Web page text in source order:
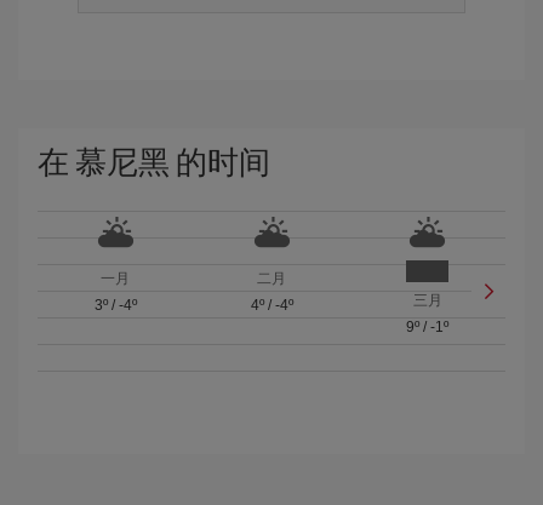
在 慕尼黑 的时间
一月
3º/ -4º
二月
4º/ -4º
三月
9º /-1º